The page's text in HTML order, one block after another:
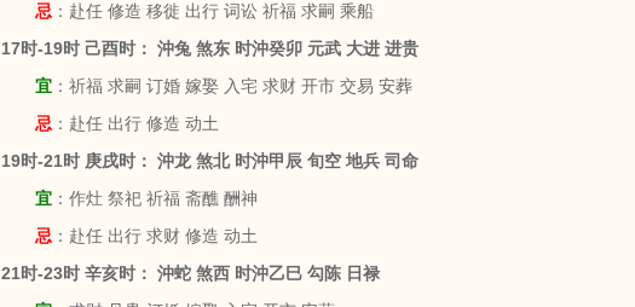
忌 ：赴任 修造 移徙 出行 词讼 祈福 求嗣 乘船
17时-19时 己酉时： 沖兔 煞东 时沖癸卯 元武 大进 进贵
宜 ：祈福 求嗣 订婚 嫁娶 入宅 求财 开市 交易 安葬
忌 ：赴任 出行 修造 动土
19时-21时 庚戌时： 沖龙 煞北 时沖甲辰 旬空 地兵 司命
宜 ：作灶 祭祀 祈福 斋醮 酬神
忌 ：赴任 出行 求财 修造 动土
21时-23时 辛亥时： 沖蛇 煞西 时沖乙巳 勾陈 日禄